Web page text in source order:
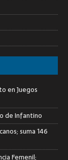
en Juegos
de Infantino
suma 146
Femenil;